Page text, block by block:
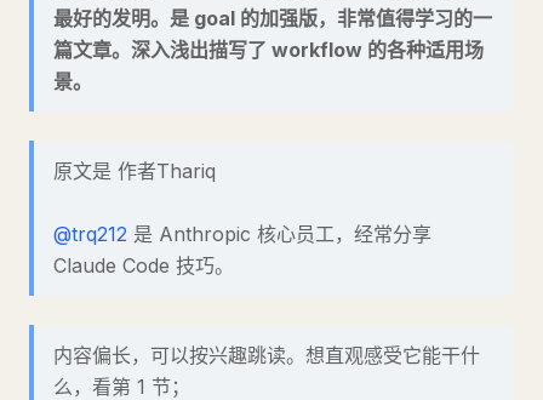
最好的发明。是 goal 的加强版，非常值得学习的一
篇文章。深入浅出描写了 workflow 的各种适用场
景。
原文是 作者Thariq
@trq212 是 Anthropic 核心员工，经常分享
Claude Code 技巧。
内容偏长，可以按兴趣跳读。想直观感受它能干什
么，看第 1 节；